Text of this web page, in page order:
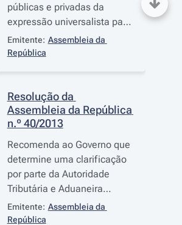
públicas e privadas da
expressão universalista para
referenciar os direitos
humanos
Emitente: Assembleia da
República
Resolução da
Assembleia da República
n.º 40/2013
Recomenda ao Governo que
determine uma clarificação
por parte da Autoridade
Tributária e Aduaneira
quanto ao regime de
isenção do IVA aplicável à
Emitente: Assembleia da
República